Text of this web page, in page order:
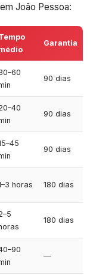
João Pessoa:
Garantia
90 dias
90 dias
90 dias
horas 180 dias
180 dias
—